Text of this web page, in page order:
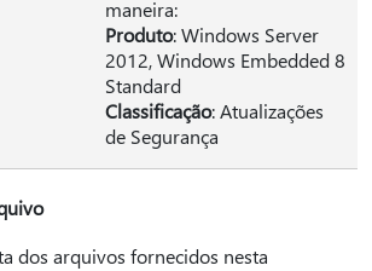
maneira:
Produto: Windows Server
2012, Windows Embedded 8
Standard
Classificação: Atualizações
de Segurança
dos arquivos fornecidos nesta